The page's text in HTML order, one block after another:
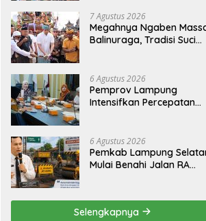
‘Penglipuran’ Kedua pada
2027
7 Agustus 2026
Megahnya Ngaben
Balinuraga, Tradisi Suci
dan Merekatkan Ikatan
Keluarga
6 Agustus 2026
Pemprov Lampung
Intensifkan Percepatan
Tanggamus
6 Agustus 2026
Pemkab Lampung
Mulai Benahi Jalan RA
Demi Keselamatan
Pengguna Jalan
Selengkapnya